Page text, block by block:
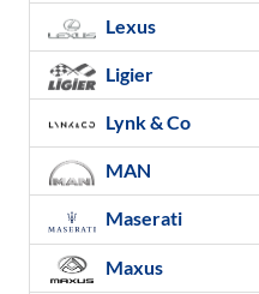
Lexus
Ligier
Lynk & Co
MAN
Maserati
Maxus